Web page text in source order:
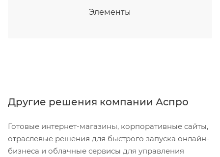
Элементы
Другие решения компании Аспро
Готовые интернет-магазины, корпоративные сайты,
отраслевые решения для быстрого запуска онлайн-
бизнеса и облачные сервисы для управления